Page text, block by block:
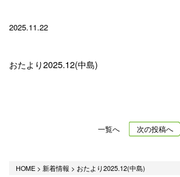
2025.11.22
おたより2025.12(中島)
一覧へ 次の投稿へ
HOME> 新着情報 > おたより2025.12(中島)